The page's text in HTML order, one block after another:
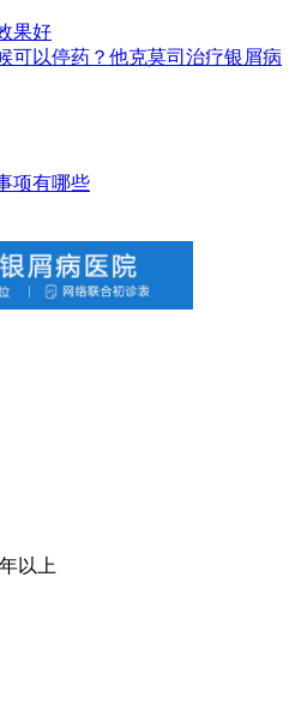
果好
可以停药？他克莫司治疗银屑病
项有哪些
以上